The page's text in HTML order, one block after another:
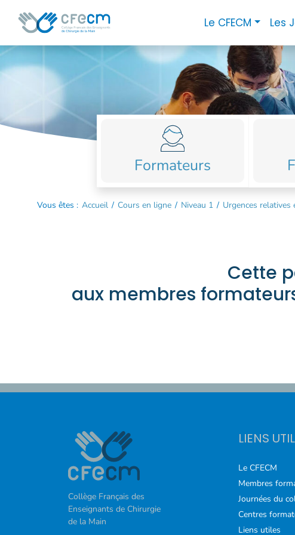
Le CFECM Les
Formateurs
Vous êtes : Accueil / Cours en ligne / Niveau 1 / Urgences
Cette
aux membres
Collège Français des
Enseignants de Chirurgie
de la Main
LIENS
Le CFECM
Membres
Journées du
Centres
Liens utiles
Close
menu close
LE
CFECM
JOURNÉES
ACTUALITÉS
FORMATIONS